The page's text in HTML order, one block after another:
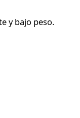
y bajo peso.